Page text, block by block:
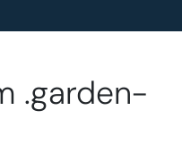
.garden-